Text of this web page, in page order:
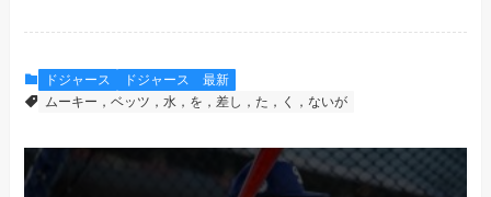
ドジャース
ドジャース 最新
ムーキー，ベッツ，水，を，差し，た，く，ないが